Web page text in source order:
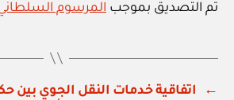
تم التصديق بموجب المرسوم السلطاني رقم
←
اتفاقية خدمات النقل الجوي بين